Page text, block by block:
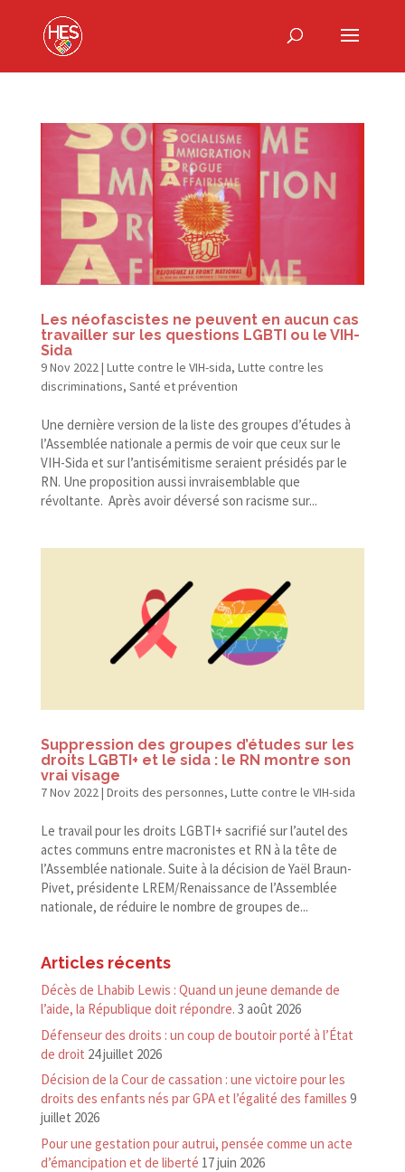
Les néofascistes ne peuvent en aucun cas
travailler sur les questions LGBTI ou le VIH-
Sida
9 Nov 2022| Lutte contre le VIH-sida, Lutte contre les
discriminations, Santé et prévention
Une dernière version de la liste des groupes d’études à
l’Assemblée nationale a permis de voir que ceux sur le
VIH-​Sida et sur l’antisémitisme seraient présidés par le
RN. Une proposition aussi invraisemblable que
révoltante. Après avoir déversé son racisme sur...
Suppression des groupes d’études sur les
droits LGBTI+ et le sida : le RN montre son
vrai visage
7 Nov 2022| Droits des personnes, Lutte contre le VIH-sida
Le travail pour les droits LGBTI+ sacrifié sur l’autel des
actes communs entre macronistes et RN à la tête de
l’Assemblée nationale. Suite à la décision de Yaël Braun-​
Pivet, présidente LREM/​Renaissance de l’Assemblée
nationale, de réduire le nombre de groupes de...
Articles récents
Décès de Lhabib Lewis : Quand un jeune demande de
l’aide, la République doit répondre. 3 août 2026
Défenseur des droits : un coup de boutoir porté à l’État
de droit 24 juillet 2026
Décision de la Cour de cassation : une victoire pour les
droits des enfants nés par GPA et l’égalité des familles 9
juillet 2026
Pour une gestation pour autrui, pensée comme un acte
d’émancipation et de liberté 17 juin 2026